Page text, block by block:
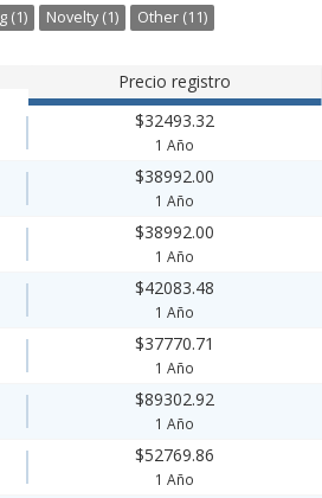
(1) Novelty (1) Other (11)
Precio registro
$32493.32
1 Año
$38992.00
1 Año
$38992.00
1 Año
$42083.48
1 Año
$37770.71
1 Año
$89302.92
1 Año
$52769.86
1 Año